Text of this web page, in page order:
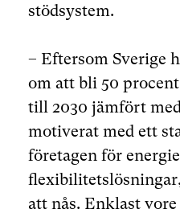
stödsystem.
– Eftersom Sverige
om att bli 50
till 2030 jämfört
motiverat med ett
företagen för
att nås. Enklast